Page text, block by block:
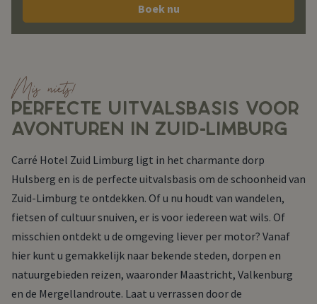
Boek nu
Mis niets!
PERFECTE UITVALSBASIS VOOR
AVONTUREN IN ZUID-LIMBURG
Carré Hotel Zuid Limburg ligt in het charmante dorp
Hulsberg en is de perfecte uitvalsbasis om de schoonheid van
Zuid-Limburg te ontdekken. Of u nu houdt van wandelen,
fietsen of cultuur snuiven, er is voor iedereen wat wils. Of
misschien ontdekt u de omgeving liever per motor? Vanaf
hier kunt u gemakkelijk naar bekende steden, dorpen en
natuurgebieden reizen, waaronder Maastricht, Valkenburg
en de Mergellandroute. Laat u verrassen door de